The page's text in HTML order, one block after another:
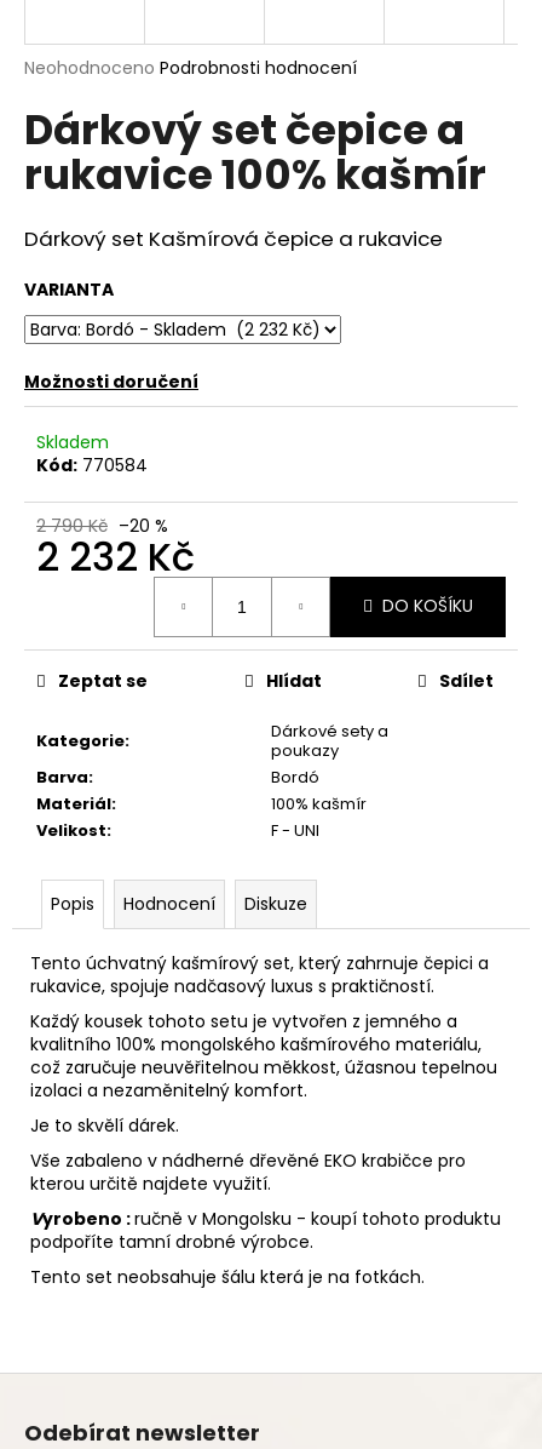
Průměrné
produktu
je
hvězdiček.
Neohodnoceno Podrobnosti hodnocení
Dárkový set čepice a
rukavice 100% kašmír
Dárkový set Kašmírová čepice a rukavice
VARIANTA
Možnosti doručení
Skladem
Kód: 770584
2 790 Kč –20 %
2 232 Kč
DO KOŠÍKU
Kategorie:
Dárkové sety a
poukazy
Barva:
Bordó
Materiál:
100% kašmír
Velikost: F - UNI
Zeptat se Hlídat Sdílet
Popis Hodnocení Diskuze
Tento úchvatný kašmírový set, který zahrnuje čepici a
rukavice, spojuje nadčasový luxus s praktičností.
Každý kousek tohoto setu je vytvořen z jemného a
kvalitního 100% mongolského kašmírového materiálu,
což zaručuje neuvěřitelnou měkkost, úžasnou tepelnou
izolaci a nezaměnitelný komfort.
Je to skvělí dárek.
Vše zabaleno v nádherné dřevěné EKO krabičce pro
kterou určitě najdete využití.
Vyrobeno :ručně v Mongolsku - koupí tohoto produktu
podpoříte tamní drobné výrobce.
Tento set neobsahuje šálu která je na fotkách.
j
t
?
D
o
p
o
r
u
u
m
e
Z
Odebírat newsletter